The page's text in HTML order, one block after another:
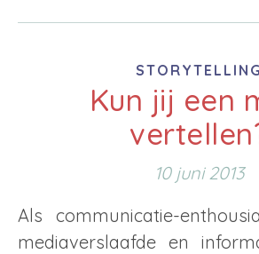
STORYTELLING
Kun jij een
10 juni 2013
Als communicatie-enthousiasteling, social
mediaverslaafde en